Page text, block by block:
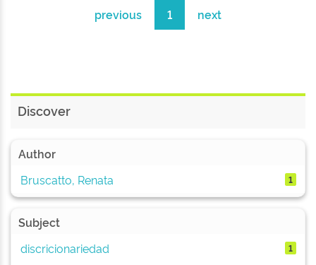
previous 1 next
Discover
Author
Bruscatto, Renata
1
Subject
discricionariedad
1